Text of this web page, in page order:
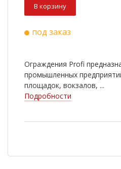
В корзину
под заказ
Ограждения Profi
промышленных
площадок, вокзалов, ...
Подробности